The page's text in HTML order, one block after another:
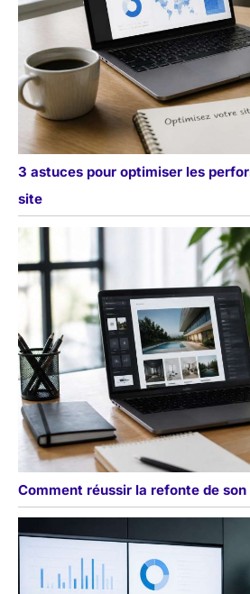
3 astuces pour optimiser les
site
Comment réussir la refonte de